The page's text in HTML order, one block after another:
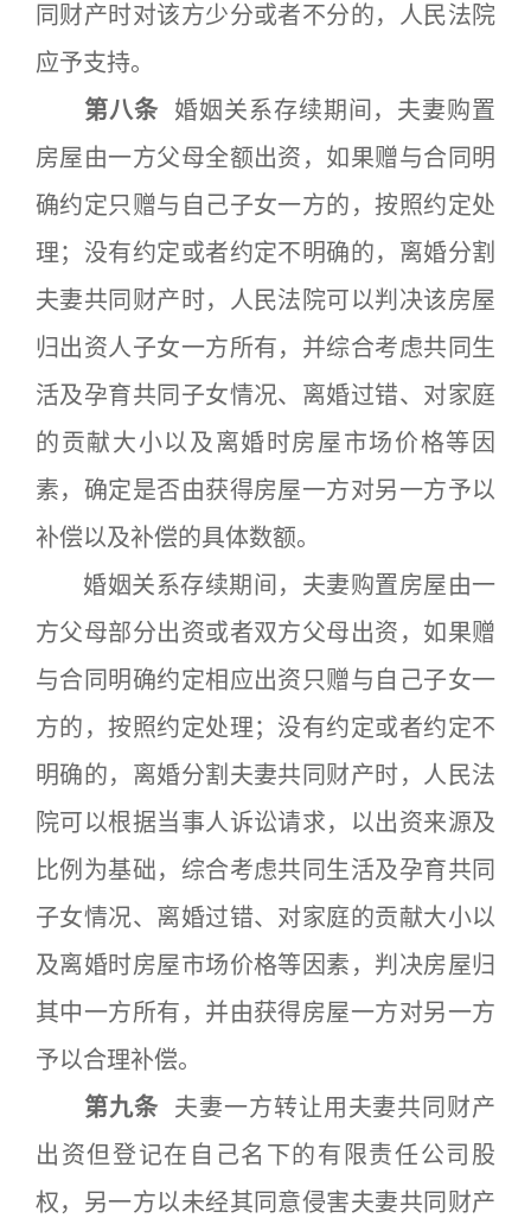
同财产时对该方少分或者不分的，人民法院
应予支持。
第八条 婚姻关系存续期间，夫妻购置
房屋由一方父母全额出资，如果赠与合同明
确约定只赠与自己子女一方的，按照约定处
理；没有约定或者约定不明确的，离婚分割
夫妻共同财产时，人民法院可以判决该房屋
归出资人子女一方所有，并综合考虑共同生
活及孕育共同子女情况、离婚过错、对家庭
的贡献大小以及离婚时房屋市场价格等因
素，确定是否由获得房屋一方对另一方予以
补偿以及补偿的具体数额。
婚姻关系存续期间，夫妻购置房屋由一
方父母部分出资或者双方父母出资，如果赠
与合同明确约定相应出资只赠与自己子女一
方的，按照约定处理；没有约定或者约定不
明确的，离婚分割夫妻共同财产时，人民法
院可以根据当事人诉讼请求，以出资来源及
比例为基础，综合考虑共同生活及孕育共同
子女情况、离婚过错、对家庭的贡献大小以
及离婚时房屋市场价格等因素，判决房屋归
其中一方所有，并由获得房屋一方对另一方
予以合理补偿。
第九条 夫妻一方转让用夫妻共同财产
出资但登记在自己名下的有限责任公司股
权，另一方以未经其同意侵害夫妻共同财产